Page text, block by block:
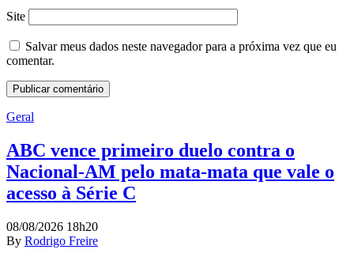
Site
Salvar meus dados neste navegador para a próxima vez que eu
comentar.
Geral
ABC vence primeiro duelo contra o
Nacional-AM pelo mata-mata que vale o
acesso à Série C
08/08/2026 18h20
By Rodrigo Freire